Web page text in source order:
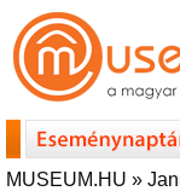
MUSEUM.HU »